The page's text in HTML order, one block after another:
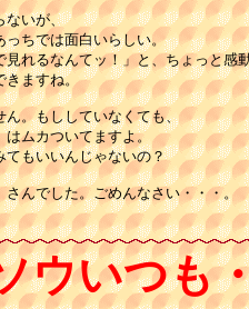
ないが、
っちでは面白いらしい。
れるなんてッ！」と、ちょっと感
きますね。
ん。もししていなくても、
ムカついてますよ。
てもいいんじゃないの？
んでした。ごめんなさい・・・。
ウいつも